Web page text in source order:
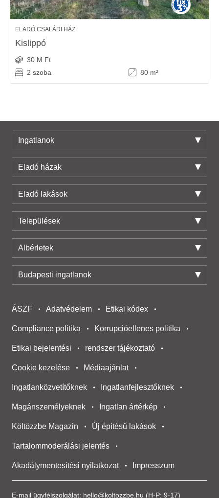
ELADÓ CSALÁDI HÁZ
Kislippó
30 M Ft
2 szoba
80 m²
Ingatlanok
Eladó házak
Eladó lakások
Települések
Albérletek
Budapesti ingatlanok
E-mail ügyfélszolgálat: hello@koltozzbe.hu (H-P: 9-17)
ÁSZF Adatvédelem Etikai kódex
Compliance politika Korrupcióellenes politika
Etikai bejelentési rendszer tájékoztató
Cookie kezelése Médiaajánlat
Ingatlanközvetítőknek Ingatlanfejlesztőknek
Magánszemélyeknek Ingatlan ártérkép
Költözzbe Magazin Új építésű lakások
Tartalommoderálási jelentés
Akadálymentesítési nyilatkozat Impresszum